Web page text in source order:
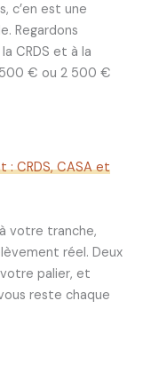
c’en est une
Regardons
CRDS et à la
500 € ou 2 500 €
: CRDS, CASA et
votre tranche,
réel. Deux
palier, et
reste chaque